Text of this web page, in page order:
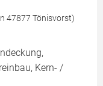
47877 Tönisvorst)
Kern- /